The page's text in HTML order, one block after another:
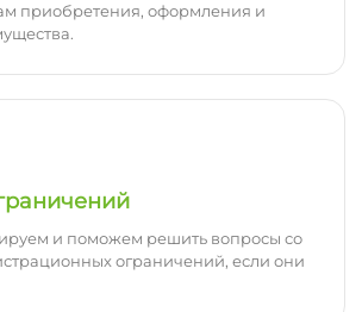
приобретения, оформления и
и поможем решить вопросы со
ограничений, если они